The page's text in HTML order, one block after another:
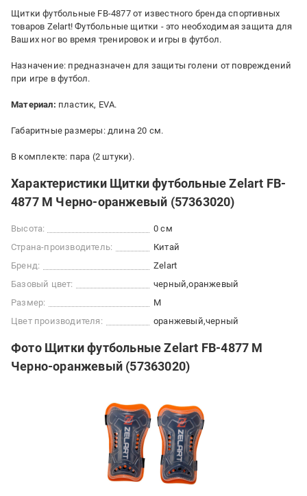
Щитки футбольные FB-4877 от известного бренда спортивных
товаров Zelart! Футбольные щитки - это необходимая защита для
Ваших ног во время тренировок и игры в футбол.
Назначение: предназначен для защиты голени от повреждений
при игре в футбол.
Материал: пластик, EVA.
Габаритные размеры: длина 20 см.
В комплекте: пара (2 штуки).
Характеристики Щитки футбольные Zelart FB-
4877 M Черно-оранжевый (57363020)
Высота:
0 см
Страна-производитель:
Китай
Бренд:
Zelart
Базовый цвет:
черный оранжевый
Размер:
M
Цвет производителя:
оранжевый черный
Фото Щитки футбольные Zelart FB-4877 M
Черно-оранжевый (57363020)